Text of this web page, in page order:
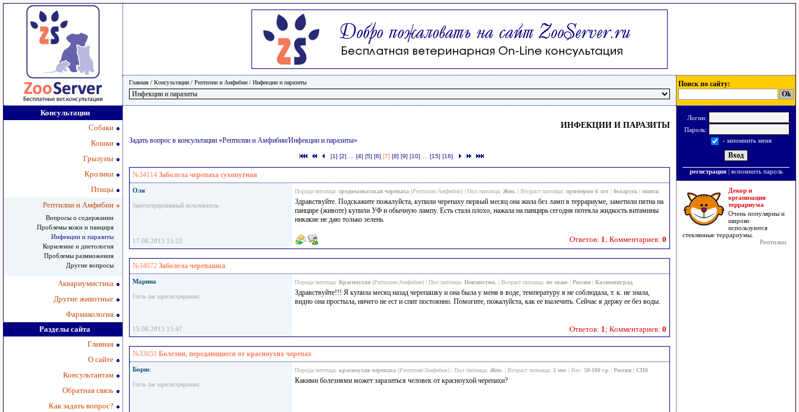
Главная / Консультации / Рептилии и Амфибии / Инфекции и паразиты Поиск по сайту:
Консультации
Собаки
Кошки
Грызуны
Кролики
Птицы
Рептилии и Амфибии
Вопросы о содержании
Проблемы кожи и панциря
Инфекции и паразиты
Кормление и диетология
Проблемы размножения
Другие вопросы
Аквариумистика
Другие животные
Фармакология
Разделы сайта
Главная
О сайте
Консультантам
Обратная связь
Как задать вопрос?
ИНФЕКЦИИ И ПАРАЗИТЫ
Задать вопрос в консультации «Рептилии и Амфибии/Инфекции и паразиты»
[1] [2] …[4] [5] [6] [7] [8] [9] [10] …[15] [16]
№34114 Заболела черепаха сухопутная
Оля
Зарегистрированный пользователь
Порода питомца: среднеазиатская черепаха (Рептилия/Амфибия) | Пол питомца: Жен. | Возраст питомца: примерно 6 лет | беларусь | минск
Здравствуйте. Подскажите пожалуйста, купили черепаху первый месяц она жила без ламп в террариуме, заметили пятна на
панцире (животе) купили УФ и обычную лампу. Есть стала плохо, нажала на панцирь сегодня потекла жидкость витамины
никакие не даю только зелень.
17.06.2013 15:22 Ответов: 1; Комментариев: 0
№34072 Заболела черепашка
Марина
Гость (не зарегистрирован)
Порода питомца: Красноухая (Рептилия/Амфибия) | Пол питомца: Неизвестно. | Возраст питомца: не знаю | Россия | Калининград
Здравствуйте!!! Я купила месяц назад черепашку и она была у меня в воде, температуру я не соблюдала, т. к. не знала,
видно она простыла, ничего не ест и спит постоянно. Помогите, пожалуйста, как ее вылечить. Сейчас я держу ее без воды.
15.06.2013 15:47 Ответов: 1; Комментариев: 0
№33651 Болезни, передающиеся от красноухих черепах
Борис
Гость (не зарегистрирован)
Порода питомца: красноухая черепаха (Рептилия/Амфибия) | Пол питомца: Жен. | Возраст питомца: 2 мес | Вес: 50-100 гр | Россия | СПб
Какими болезнями может заразиться человек от красноухой черепахи?
Логин:
Пароль:
- запомнить меня
регистрация| вспомнить пароль
Декор и
организация
террариума
Очень популярны и
широко
используются
стеклянные террариумы.
Рептилии